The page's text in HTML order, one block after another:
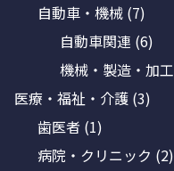
自動車・機械 (7)
自動車関連 (6)
機械・製造・加工
医療・福祉・介護 (3)
歯医者 (1)
病院・クリニック (2)